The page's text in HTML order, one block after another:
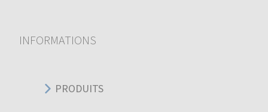
INFORMATIONS
PRODUITS